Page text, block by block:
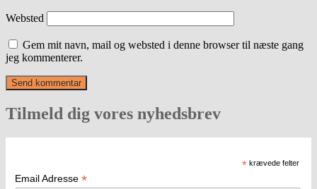
Websted
Gem mit navn, mail og websted i denne browser til næste gang
jeg kommenterer.
Tilmeld dig vores nyhedsbrev
* krævede felter
Email Adresse *